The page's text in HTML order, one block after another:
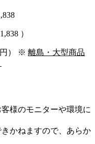
）
円） ※ 離島・大型商品
様のモニターや環境に
かねますので、あらか